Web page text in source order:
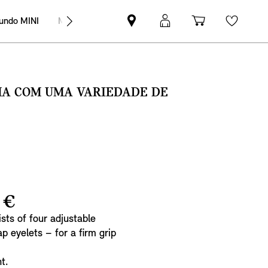
MINI MINI Empresas
Pesquisar
parceiro
Iniciar
sessão
Carrinho
de
COM UMA VARIEDADE DE
€
of four adjustable
eyelets – for a firm grip